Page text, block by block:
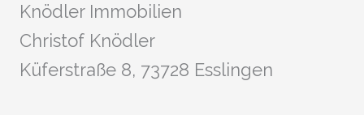
Knödler Immobilien
Christof Knödler
Küferstraße 8, 73728 Esslingen